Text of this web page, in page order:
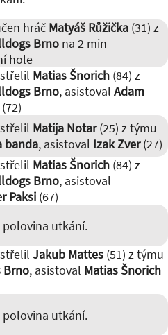
hráč Matyáš Růžička(31) z
Brnona 2 min
hole
Matias Šnorich(84) z
Brno, asistoval Adam
Matija Notar(25) z týmu
banda, asistoval Izak Zver(27)
Matias Šnorich(84) z
Brno, asistoval
Paksi(67)
polovina utkání.
Jakub Mattes(51) z týmu
Brno, asistoval Matias Šnorich
polovina utkání.